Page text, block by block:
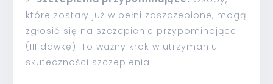
które zostały już w pełni zaszczepione, mogą
zgłosić się na szczepienie przypominające
(III dawkę). To ważny krok w utrzymaniu
skuteczności szczepienia.